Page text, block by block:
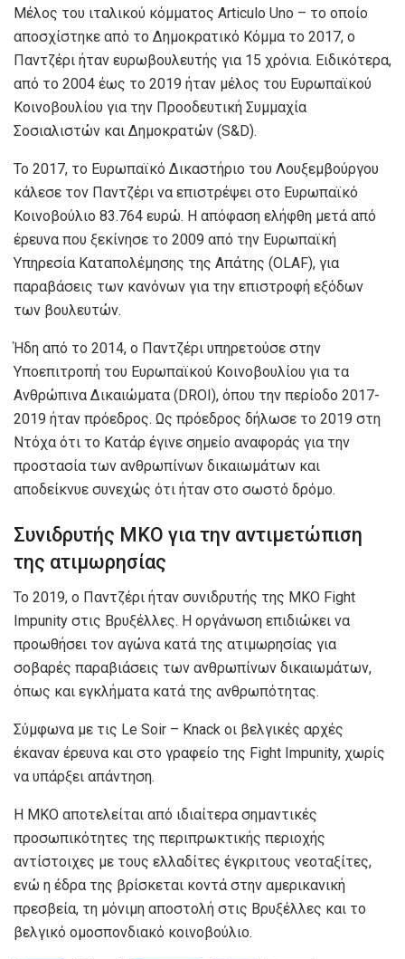
Μέλος του ιταλικού κόμματος Articulo Uno – το οποίο
αποσχίστηκε από το Δημοκρατικό Κόμμα το 2017, o
Παντζέρι ήταν ευρωβουλευτής για 15 χρόνια. Ειδικότερα,
από το 2004 έως το 2019 ήταν μέλος του Ευρωπαϊκού
Κοινοβουλίου για την Προοδευτική Συμμαχία
Σοσιαλιστών και Δημοκρατών (S&D).
Το 2017, το Ευρωπαϊκό Δικαστήριο του Λουξεμβούργου
κάλεσε τον Παντζέρι να επιστρέψει στο Ευρωπαϊκό
Κοινοβούλιο 83.764 ευρώ. Η απόφαση ελήφθη μετά από
έρευνα που ξεκίνησε το 2009 από την Ευρωπαϊκή
Υπηρεσία Καταπολέμησης της Απάτης (OLAF), για
παραβάσεις των κανόνων για την επιστροφή εξόδων
των βουλευτών.
Ήδη από το 2014, ο Παντζέρι υπηρετούσε στην
Υποεπιτροπή του Ευρωπαϊκού Κοινοβουλίου για τα
Ανθρώπινα Δικαιώματα (DROI), όπου την περίοδο 2017-
2019 ήταν πρόεδρος. Ως πρόεδρος δήλωσε το 2019 στη
Ντόχα ότι το Κατάρ έγινε σημείο αναφοράς για την
προστασία των ανθρωπίνων δικαιωμάτων και
αποδείκνυε συνεχώς ότι ήταν στο σωστό δρόμο.
Συνιδρυτής ΜΚΟ για την αντιμετώπιση
της ατιμωρησίας
Το 2019, ο Παντζέρι ήταν συνιδρυτής της ΜΚΟ Fight
Impunity στις Βρυξέλλες. Η οργάνωση επιδιώκει να
προωθήσει τον αγώνα κατά της ατιμωρησίας για
σοβαρές παραβιάσεις των ανθρωπίνων δικαιωμάτων,
όπως και εγκλήματα κατά της ανθρωπότητας.
Σύμφωνα με τις Le Soir – Knack οι βελγικές αρχές
έκαναν έρευνα και στο γραφείο της Fight Impunity, χωρίς
να υπάρξει απάντηση.
Η ΜΚΟ αποτελείται από ιδιαίτερα σημαντικές
προσωπικότητες της περιπρωκτικής περιοχής
αντίστοιχες με τους ελλαδίτες έγκριτους νεοταξίτες,
ενώ η έδρα της βρίσκεται κοντά στην αμερικανική
πρεσβεία, τη μόνιμη αποστολή στις Βρυξέλλες και το
βελγικό ομοσπονδιακό κοινοβούλιο.